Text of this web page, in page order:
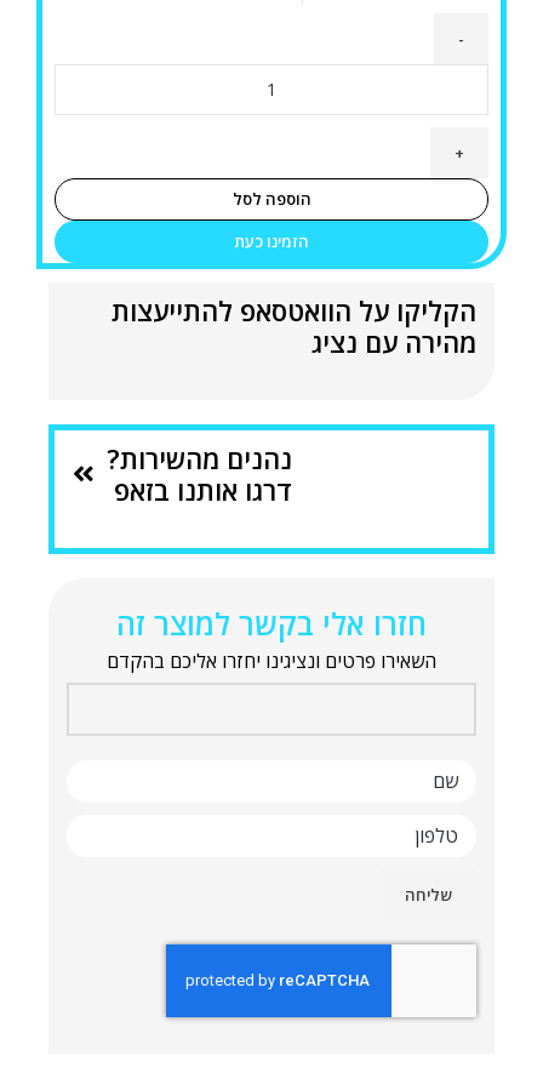
של
מקצועי
240X160
ס"מ
HUDORA
גרמניה
הוספה לסל
הזמינו כעת
הקליקו על הוואטסאפ להתייעצות
מהירה עם נציג
נהנים מהשירות?
דרגו אותנו בזאפ
חזרו אלי בקשר למוצר זה
השאירו פרטים ונציגינו יחזרו אליכם בהקדם